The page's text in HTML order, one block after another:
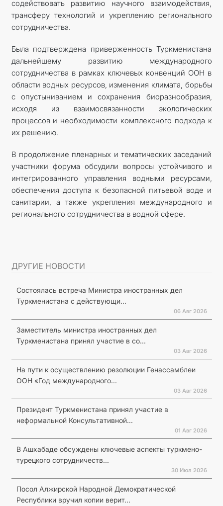
содействовать развитию научного взаимодействия,
трансферу технологий и укреплению регионального
сотрудничества.
Была подтверждена приверженность Туркменистана
дальнейшему развитию международного
сотрудничества в рамках ключевых конвенций ООН в
области водных ресурсов, изменения климата, борьбы
с опустыниванием и сохранения биоразнообразия,
исходя из взаимосвязанности экологических
процессов и необходимости комплексного подхода к
их решению.
В продолжение пленарных и тематических заседаний
участники форума обсудили вопросы устойчивого и
интегрированного управления водными ресурсами,
обеспечения доступа к безопасной питьевой воде и
санитарии, а также укрепления международного и
регионального сотрудничества в водной сфере.
ДРУГИЕ НОВОСТИ
Состоялась встреча Министра иностранных дел
Туркменистана с действующи...
06 Авг 2026
Заместитель министра иностранных дел
Туркменистана принял участие в со...
03 Авг 2026
На пути к осуществлению резолюции Генассамблеи
ООН «Год международного...
03 Авг 2026
Президент Туркменистана принял участие в
неформальной Консультативной...
01 Авг 2026
В Ашхабаде обсуждены ключевые аспекты туркмено-
турецкого сотрудничеств...
30 Июл 2026
Посол Алжирской Народной Демократической
Республики вручил копии верит...